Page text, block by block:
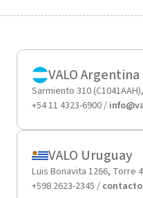
VALO Argentina
Sarmiento 310
+54 11 4323-6900 /
VALO Uruguay
Luis Bonavita 1266, Torre
+598 2623-2345 /